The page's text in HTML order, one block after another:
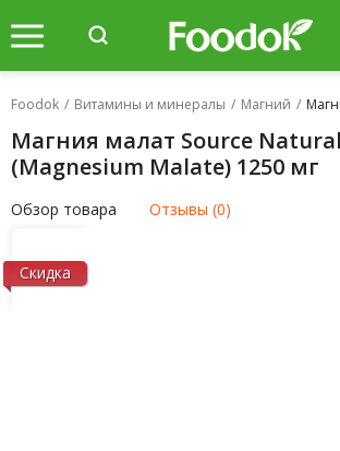
Foodok / Витамины и минералы / Магний /
Магния малат Source
(Magnesium Malate) 1250 мг
Обзор товара Отзывы (0)
Скидка